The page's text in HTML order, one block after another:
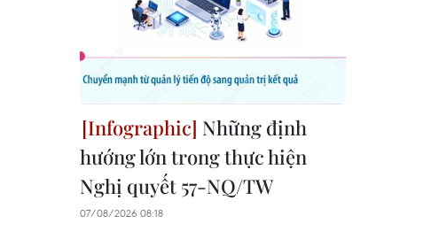
Những định
hướng lớn trong thực hiện
Nghị quyết 57-NQ/TW
07/08/2026 08:18